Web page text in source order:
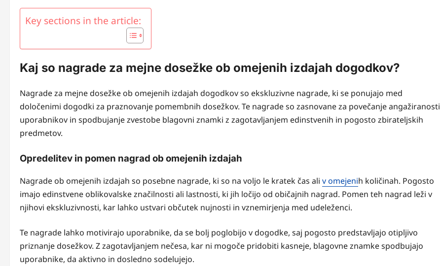
Key sections in the article:
Kaj so nagrade za mejne dosežke ob omejenih izdajah dogodkov?
Nagrade za mejne dosežke ob omejenih izdajah dogodkov so ekskluzivne nagrade, ki se ponujajo med
določenimi dogodki za praznovanje pomembnih dosežkov. Te nagrade so zasnovane za povečanje angažiranosti
uporabnikov in spodbujanje zvestobe blagovni znamki z zagotavljanjem edinstvenih in pogosto zbirateljskih
predmetov.
Opredelitev in pomen nagrad ob omejenih izdajah
Nagrade ob omejenih izdajah so posebne nagrade, ki so na voljo le kratek čas ali v omejenih količinah. Pogosto
imajo edinstvene oblikovalske značilnosti ali lastnosti, ki jih ločijo od običajnih nagrad. Pomen teh nagrad leži v
njihovi ekskluzivnosti, kar lahko ustvari občutek nujnosti in vznemirjenja med udeleženci.
Te nagrade lahko motivirajo uporabnike, da se bolj poglobijo v dogodke, saj pogosto predstavljajo otipljivo
priznanje dosežkov. Z zagotavljanjem nečesa, kar ni mogoče pridobiti kasneje, blagovne znamke spodbujajo
uporabnike, da aktivno in dosledno sodelujejo.